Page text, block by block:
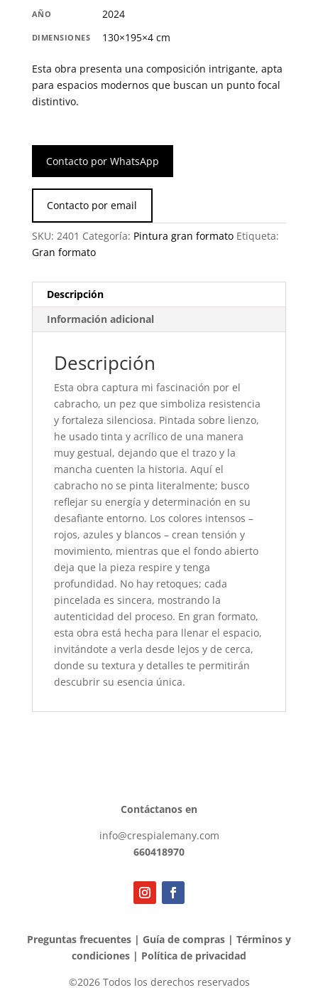
AÑO 2024
DIMENSIONES 130×195×4 cm
Esta obra presenta una composición intrigante, apta
para espacios modernos que buscan un punto focal
distintivo.
Contacto por WhatsApp
Contacto por email
SKU: 2401 Categoría: Pintura gran formato Etiqueta:
Gran formato
Descripción
Información adicional
Descripción
Esta obra captura mi fascinación por el
cabracho, un pez que simboliza resistencia
y fortaleza silenciosa. Pintada sobre lienzo,
he usado tinta y acrílico de una manera
muy gestual, dejando que el trazo y la
mancha cuenten la historia. Aquí el
cabracho no se pinta literalmente; busco
reflejar su energía y determinación en su
desafiante entorno. Los colores intensos –
rojos, azules y blancos – crean tensión y
movimiento, mientras que el fondo abierto
deja que la pieza respire y tenga
profundidad. No hay retoques; cada
pincelada es sincera, mostrando la
autenticidad del proceso. En gran formato,
esta obra está hecha para llenar el espacio,
invitándote a verla desde lejos y de cerca,
donde su textura y detalles te permitirán
descubrir su esencia única.
Contáctanos en
info@crespialemany.com
660418970
Preguntas frecuentes | Guía de compras | Términos y
condiciones | Política de privacidad
©2026 Todos los derechos reservados